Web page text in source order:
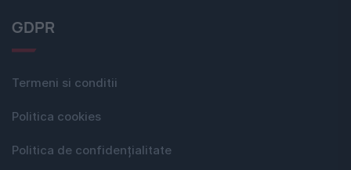
GDPR
Termeni si conditii
Politica cookies
Politica de confidențialitate